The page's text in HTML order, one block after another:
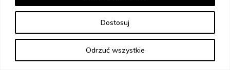
Dostosuj
Odrzuć wszystkie
ewelinaidzi1c@o2.pl
+4531400435